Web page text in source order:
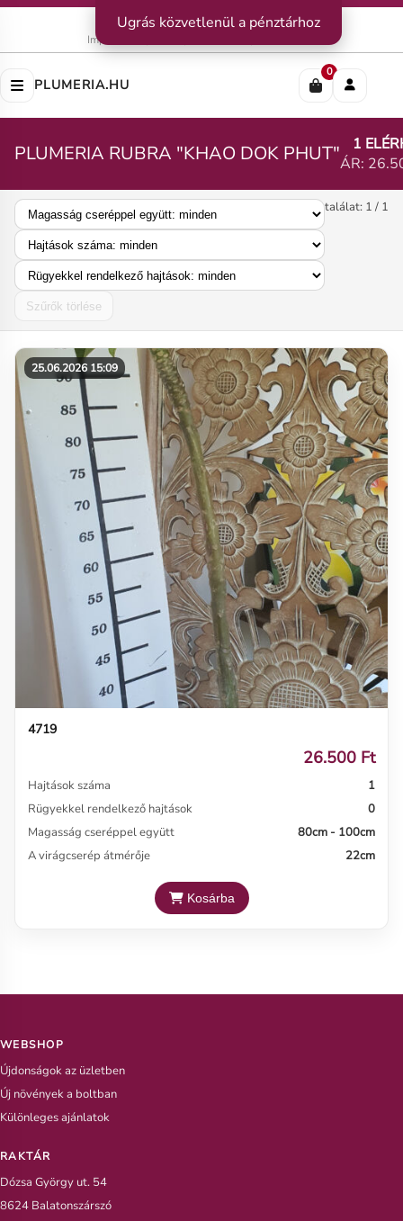
Kapcsolat|Szállítás|Fizetési módok
Impresszum
PLUMERIA.HU
0
PLUMERIA RUBRA "KHAO DOK PHUT"
1
ÁR:
Szűrők törlése
találat: 1 / 1
25.06.2026 15:09
4719
26.500 Ft
Hajtások száma
1
Rügyekkel rendelkező hajtások
0
Magasság cseréppel együtt
80cm - 100cm
A virágcserép átmérője
22cm
Kosárba
WEBSHOP
Újdonságok az üzletben
Új növények a boltban
Különleges ajánlatok
RAKTÁR
Dózsa György ut. 54
8624 Balatonszárszó
Ugrás közvetlenül a pénztárhoz